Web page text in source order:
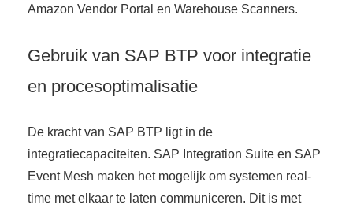
Amazon Vendor Portal en Warehouse Scanners.
Gebruik van SAP BTP voor integratie
en procesoptimalisatie
De kracht van SAP BTP ligt in de
integratiecapaciteiten. SAP Integration Suite en SAP
Event Mesh maken het mogelijk om systemen real-
time met elkaar te laten communiceren. Dit is met